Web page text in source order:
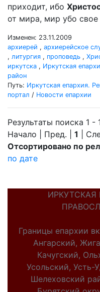
приходит, ибо
от мира, мир убо
Изменен: 23.11.2009
архиерей , архиерейское
, литургия , проповедь ,
иркутска , Иркутская
район
Путь: Иркутская епархия.
портал / Новости епархии
Результаты поиска 1 -
Начало | Пред. | 1 |
Отсортировано по
по дате
ИРКУТСКАЯ
Границы епархии
Ангарский,
Качугский,
Усольский, Усть-
Шелеховский